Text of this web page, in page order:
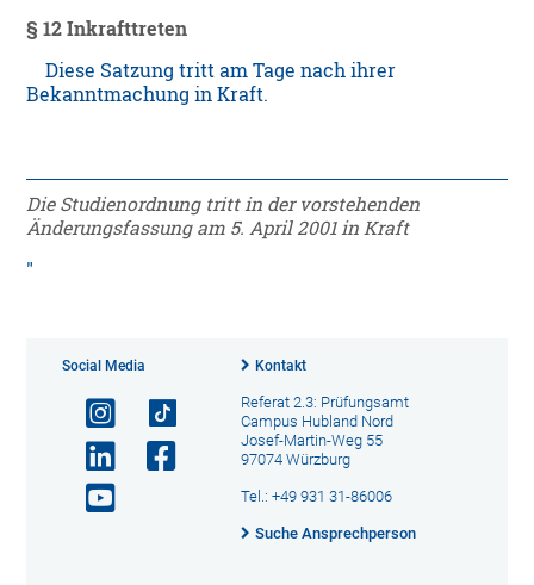
§ 12 Inkrafttreten
Diese Satzung tritt am Tage nach ihrer
Bekanntmachung in Kraft.
Die Studienordnung tritt in der vorstehenden
Änderungsfassung am 5. April 2001 in Kraft
Social Media Kontakt
Referat 2.3: Prüfungsamt
Campus Hubland Nord
Josef-Martin-Weg 55
97074 Würzburg
Tel.: +49 931 31-86006
Suche Ansprechperson